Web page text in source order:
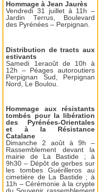
Hommage à Jean Jaurès
Vendredi 31 juillet à 11h –
Jardin Terrus, Boulevard
des Pyrénées – Perpignan.
Distribution de tracts aux
estivants
Samedi 1eraoût de 10h à
12h – Péages autoroutiers
Perpignan Sud, Perpignan
Nord, Le Boulou.
Hommage aux résistants
tombés pour la libération
des Pyrénées-Orientales
et à la Résistance
Catalane
Dimanche 2 août à 9h –
Rassemblement devant la
mairie de La Bastide ; à
9h30 – Dépôt de gerbes sur
les tombes Guérilleros au
cimetière de La Bastide ; à
11h – Cérémonie à la crypte